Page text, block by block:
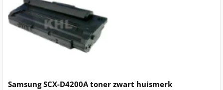
Samsung SCX-D4200A toner zwart huismerk